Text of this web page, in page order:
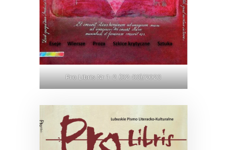
Pro Libris Nr 1-2 (82-83)/2023